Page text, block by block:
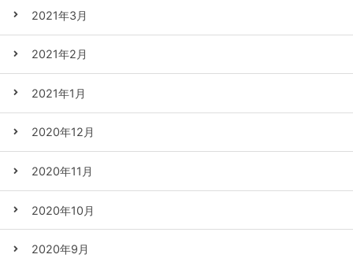
2021年3月
2021年2月
2021年1月
2020年12月
2020年11月
2020年10月
2020年9月